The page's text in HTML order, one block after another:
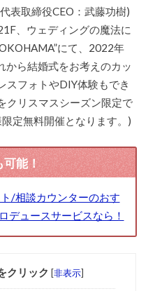
表取締役CEO：武藤功樹)
、ウェディングの魔法に
にて、2022年
ら結婚式をお考えのカッ
スフォトやDIY体験もでき
クリスマスシーズン限定で
定無料開催となります。)
可能！
/相談カウンターのおす
デュースサービスなら！
クリック [非表示]